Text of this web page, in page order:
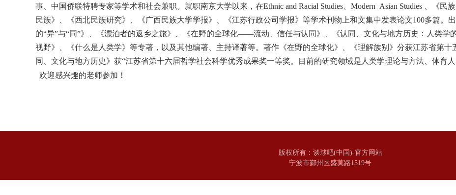
事、中国侨联特聘专家等学术和社会兼职。就职南京大学以来，在Ethnic and Racial Studies Modern Asian Studies
、《民
民族》、《西北民族研究》、《广西民族大学学报》、《江苏行政公司学报》等学术刊物上和文集中发表论文100多篇。
的“异”与“同”》、《漂泊者的返乡之旅》、《在野的全球化——流动、信任与认同》、《认同、文化与地方历史：人类
视野》、《什么是人类学》等专著，以及其他编著、主持译著等。著作《在野的全球化》、《理解族别》分获江苏省第
同、文化与地方历史》获“江苏省第十六届哲学社会科学优秀成果奖一等奖。目前的研究领域是人类学理论与方法、体育
欢迎感兴趣的老师参加！
版权所有：谈球吧(中国)-官方网站
宁波市鄞州区盛莫路1519号